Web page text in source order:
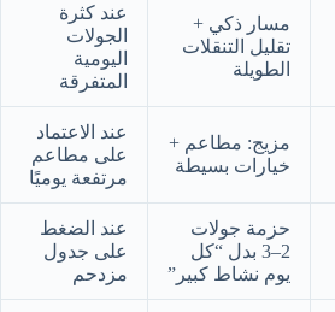
مسار ذكي +
تقليل التنقلات
الطويلة
عند كثرة
الجولات
اليومية
المتفرقة
مزيج: مطاعم +
خيارات بسيطة
عند الاعتماد
على مطاعم
مرتفعة يوميًا
حزمة جولات
2–3 بدل “كل
يوم نشاط كبير”
عند الضغط
على جدول
مزدحم